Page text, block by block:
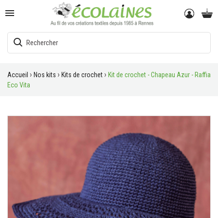

Accueil Nos kits Kits de crochet
Kit de crochet - Chapeau Azur - Raffia
Eco Vita